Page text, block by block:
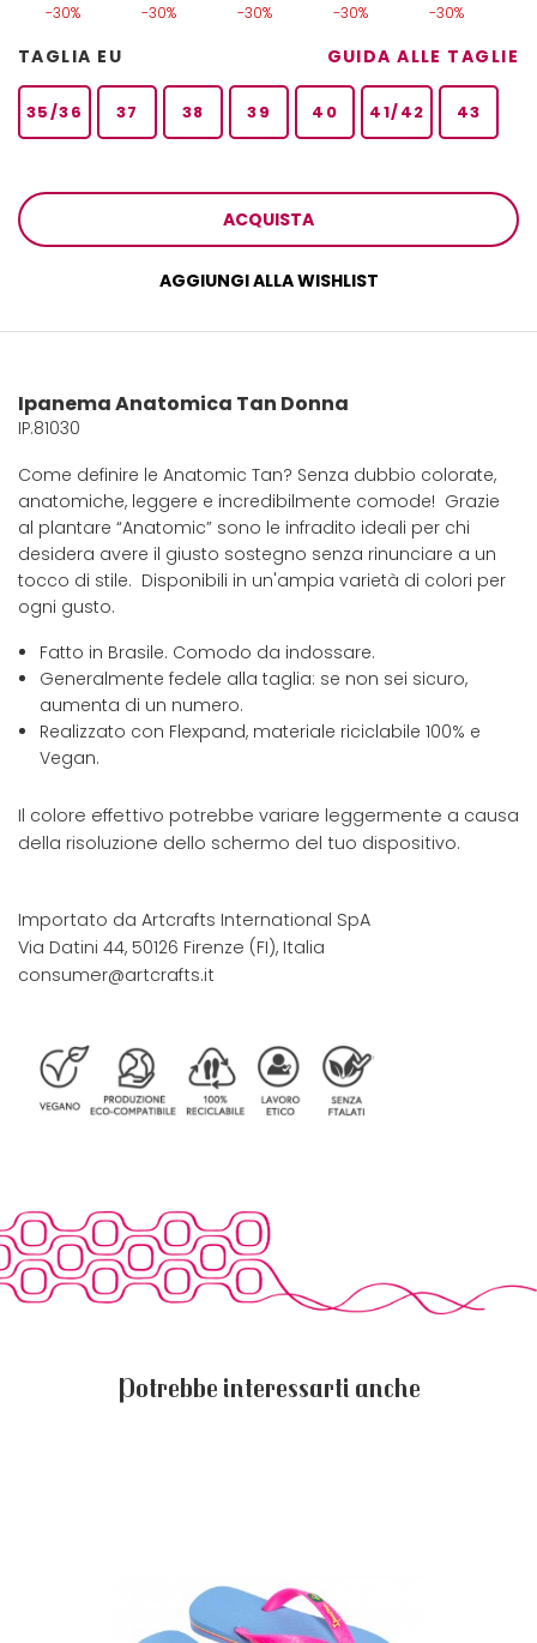
-30% -30% -30% -30% -30%
TAGLIA EU GUIDA ALLE TAGLIE
35/36 37 38 39 40 41/42 43
ACQUISTA
AGGIUNGI ALLA WISHLIST
Ipanema Anatomica Tan Donna
IP.81030
Come definire le Anatomic Tan? Senza dubbio colorate,
anatomiche, leggere e incredibilmente comode! Grazie
al plantare “Anatomic” sono le infradito ideali per chi
desidera avere il giusto sostegno senza rinunciare a un
tocco di stile. Disponibili in un'ampia varietà di colori per
ogni gusto.
Fatto in Brasile. Comodo da indossare.
Generalmente fedele alla taglia: se non sei sicuro,
aumenta di un numero.
Realizzato con Flexpand, materiale riciclabile 100% e
Vegan.
Il colore effettivo potrebbe variare leggermente a causa
della risoluzione dello schermo del tuo dispositivo.
Importato da Artcrafts International SpA
Via Datini 44, 50126 Firenze (FI), Italia
consumer@artcrafts.it
Potrebbe interessarti anche